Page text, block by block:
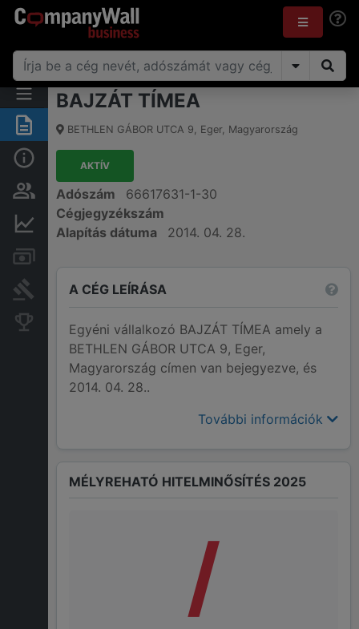
Összegzés
Alap információk
Személyek és tulajdonjog
Pénzügyi információk
Bírósági eljárások
Konkurens cégek
BAJZÁT TÍMEA
BETHLEN GÁBOR UTCA 9, Eger, Magyarország
AKTÍV
Adószám
66617631-1-30
Cégjegyzékszám
Alapítás dátuma
2014. 04. 28.
A CÉG LEÍRÁSA
Egyéni vállalkozó BAJZÁT TÍMEA amely a
BETHLEN GÁBOR UTCA 9, Eger,
Magyarország címen van bejegyezve, és
2014. 04. 28..
További információk
MÉLYREHATÓ HITELMINŐSÍTÉS 2025
/